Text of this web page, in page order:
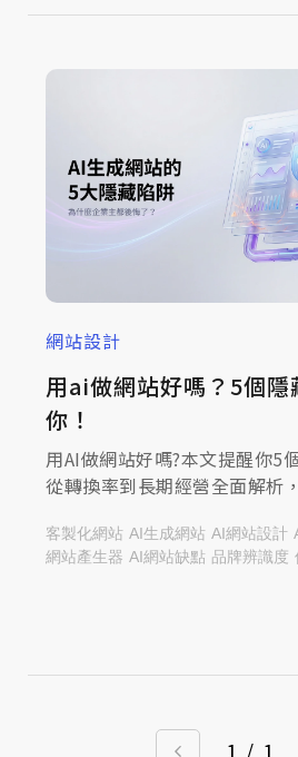
網站設計
用ai做網站好嗎？5個隱
你！
用AI做網站好嗎?本文提醒你5
從轉換率到長期經營全面解析
客製化網站 AI生成網站 AI網站設計
網站產生器 AI網站缺點 品牌辨識度
1 / 1